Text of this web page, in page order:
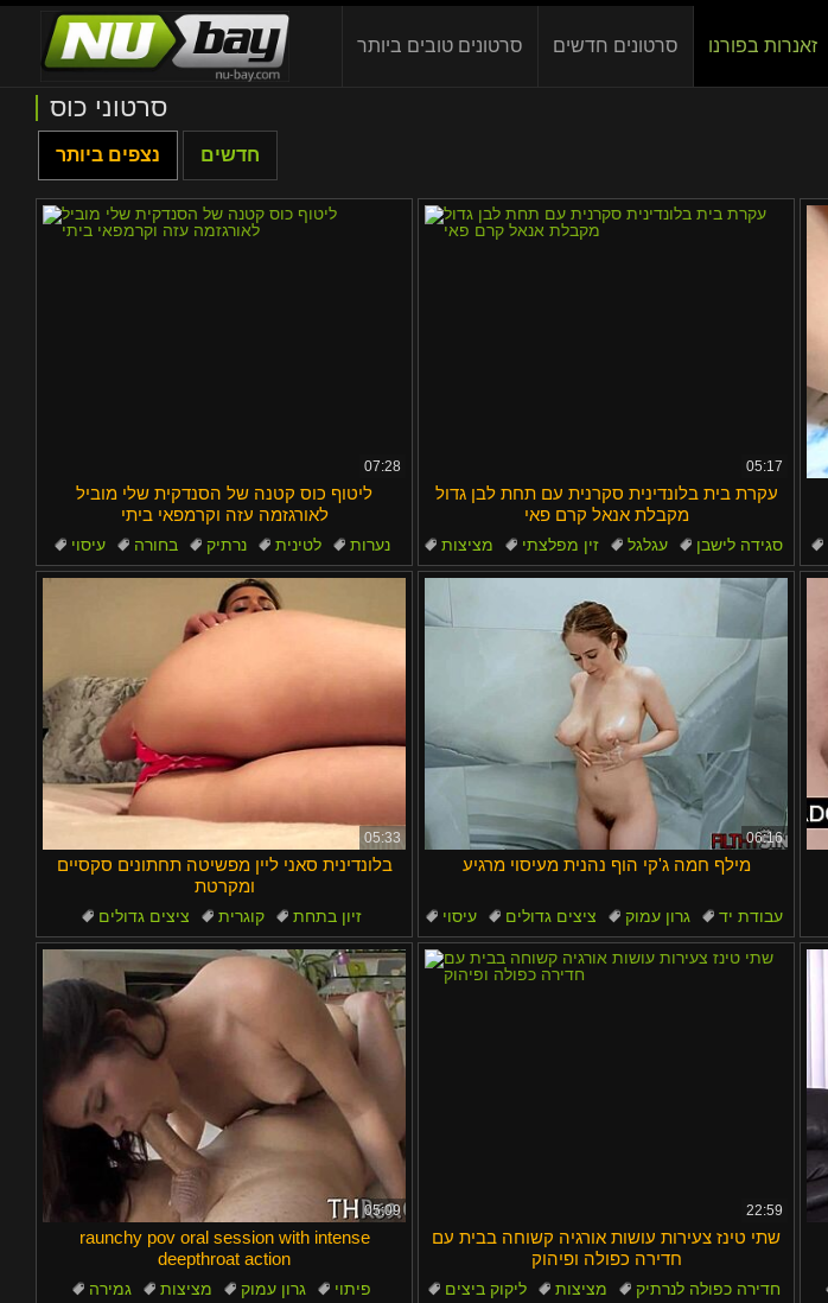
סרטונים טובים ביותר סרטונים חדשים זאנרות בפורנו
סרטוני כוס
נצפים ביותר חדשים
07:28
ליטוף כוס קטנה של הסנדקית שלי מוביל
לאורגזמה עזה וקרמפאי ביתי
עיסוי בחורה נרתיק לטינית נערות
05:17
עקרת בית בלונדינית סקרנית עם תחת לבן גדול
מקבלת אנאל קרם פאי
מציצות זין מפלצתי עגלגל
סגידה לישבן
בלונדיניות
05:33
בלונדינית סאני ליין מפשיטה תחתונים סקסיים
ומקרטת
ציצים גדולים קוגרית
זיון בתחת
שפתי כוס
בלונדיניות
06:16
מילף חמה ג'קי הוף נהנית מעיסוי מרגיע
עיסוי ציצים גדולים גרון עמוק
עבודת יד
כוס
05:09
raunchy pov oral session with intense
deepthroat action
גמירה מציצות גרון עמוק
פיתוי
22:59
שתי טינז צעירות עושות אורגיה קשוחה בבית עם
חדירה כפולה ופיהוק
ליקוק ביצים מציצות
חדירה כפולה לנרתיק